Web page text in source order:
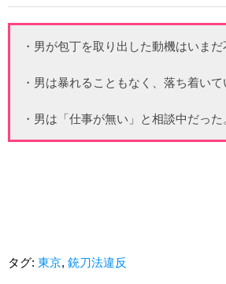
・男が包丁を取り出した動機はいまだ
・男は暴れることもなく、落ち着いて
・男は「仕事が無い」と相談中だった
タグ: 東京, 銃刀法違反